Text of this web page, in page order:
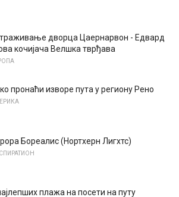
дворца Цаернарвон - Едвард
кочијача Велшка тврђава
пронаћи изворе пута у региону Рено
Бореалис (Нортхерн Лигхтс)
плажа на посети на путу